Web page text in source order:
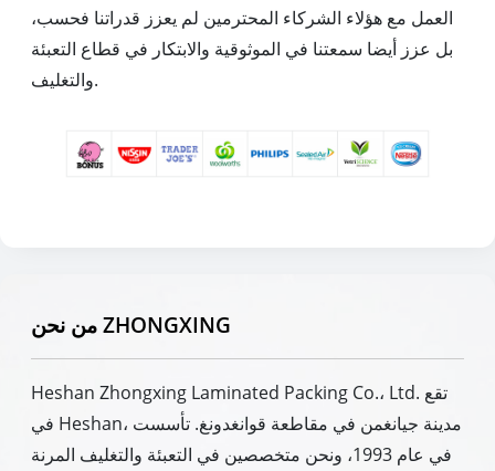
العمل مع هؤلاء الشركاء المحترمين لم يعزز قدراتنا فحسب،
بل عزز أيضا سمعتنا في الموثوقية والابتكار في قطاع التعبئة
والتغليف.
من نحن ZHONGXING
Heshan Zhongxing Laminated Packing Co.، Ltd. تقع
في Heshan، مدينة جيانغمن في مقاطعة قوانغدونغ. تأسست
في عام 1993، ونحن متخصصين في التعبئة والتغليف المرنة